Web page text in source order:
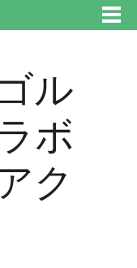
ル
ボ
ク